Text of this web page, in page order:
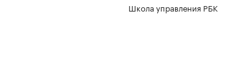
Школа управления РБК